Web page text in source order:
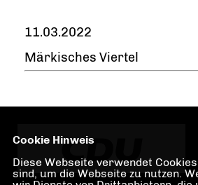
11.03.2022
Märkisches Viertel
Cookie Hinweis
Diese Webseite verwendet
sind, um die Webseite zu nutzen.